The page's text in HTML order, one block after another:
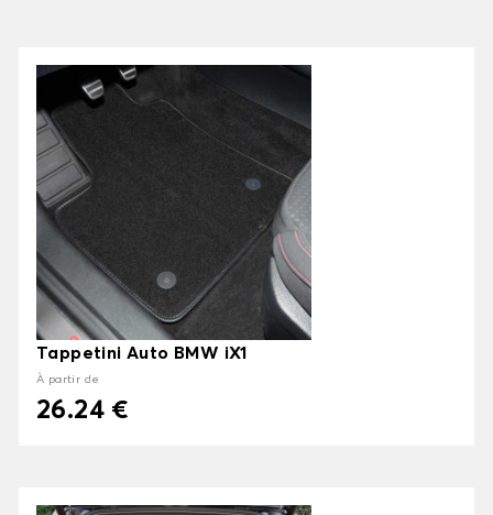
Tappetini Auto BMW iX1
À partir de
26.24 €